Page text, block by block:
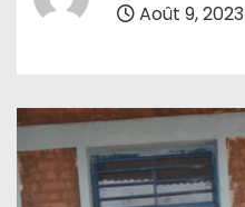
Août 9, 2023